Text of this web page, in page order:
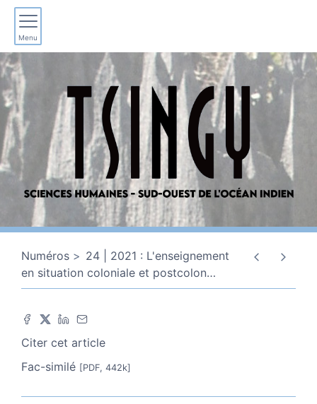
Menu
Numéros
24 | 2021 : L'enseignement
en situation coloniale et postcolon…
Citer cet article
Fac-similé [PDF, 442k]